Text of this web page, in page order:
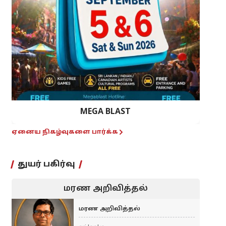
MEGA BLAST
ஏனைய நிகழ்வுகளை பார்க்க
துயர் பகிர்வு
மரண அறிவித்தல்
மரண அறிவித்தல்